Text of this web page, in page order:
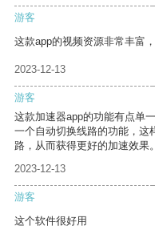
游客
这款app的视频资源非常丰富
2023-12-13
游客
这款加速器app的功能有点单
一个自动切换线路的功能，这
路，从而获得更好的加速效果。
2023-12-13
游客
这个软件很好用